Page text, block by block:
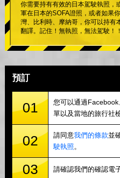
你需要持有有效的日本駕駛執照，
軍在日本的SOFA證照，或者如果
灣、比利時、摩納哥，你可以持有
翻譯。記住！無執照，無法駕駛！！
預訂
01
您可以通過
單以及當地的旅行社
02 請同意我們的條款並
駛執照。
03 請確認我們的確認電